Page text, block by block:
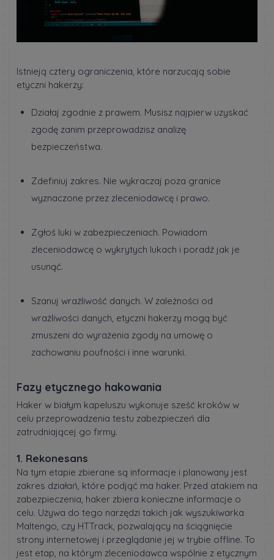
Istnieją cztery ograniczenia, które narzucają sobie
etyczni hakerzy:
Działaj zgodnie z prawem. Musisz najpierw uzyskać
zgodę zanim przeprowadzisz analizę
bezpieczeństwa.
Zdefiniuj zakres. Nie wykraczaj poza granice
wyznaczone przez zleceniodawcę i prawo.
Zgłoś luki w zabezpieczeniach. Powiadom
zleceniodawcę o wykrytych lukach i poradź jak je
usunąć.
Szanuj wrażliwość danych. W zależności od
wrażliwości danych, etyczni hakerzy mogą być
zmuszeni do wyrażenia zgody na umowę o
zachowaniu poufności i inne warunki.
Fazy etycznego hakowania
Haker w białym kapeluszu wykonuje sześć kroków w
celu przeprowadzenia testu zabezpieczeń dla
zatrudniającej go firmy.
1. Rekonesans
Na tym etapie zbierane są informacje i planowany jest
zakres działań, które podjąć ma haker. Przed atakiem na
zabezpieczenia, haker zbiera konieczne informacje o
celu. Używa do tego narzędzi takich jak wyszukiwarka
Maltengo, czy HTTrack, pozwalający na ściągnięcie
strony internetowej i przeglądanie jej w trybie offline. To
jest etap, na którym zleceniodawca wspólnie z etycznym